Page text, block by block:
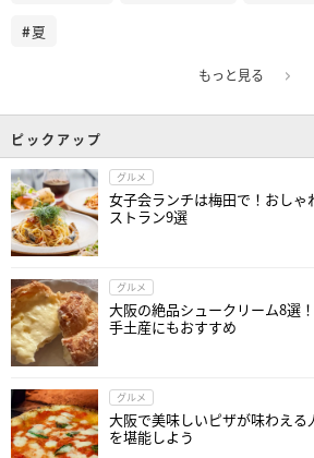
夏
もっと見る
ピックアップ
グルメ
女子会ランチは梅田で！おし
ストラン9選
グルメ
大阪の絶品シュークリーム8選
手土産にもおすすめ
グルメ
大阪で美味しいピザが味わえ
を堪能しよう